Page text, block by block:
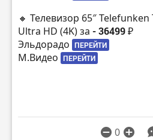
🔸 Телевизор 65″ Telefunken
Ultra HD (4K) за - 36499 ₽
Эльдорадо ПЕРЕЙТИ
М.Видео ПЕРЕЙТИ
0